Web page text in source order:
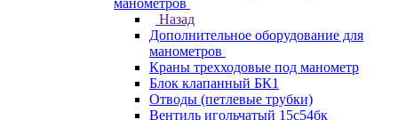
манометров
Назад
Дополнительное оборудование для
манометров
Краны трехходовые под манометр
Блок клапанный БК1
Отводы (петлевые трубки)
Вентиль игольчатый 15с54бк